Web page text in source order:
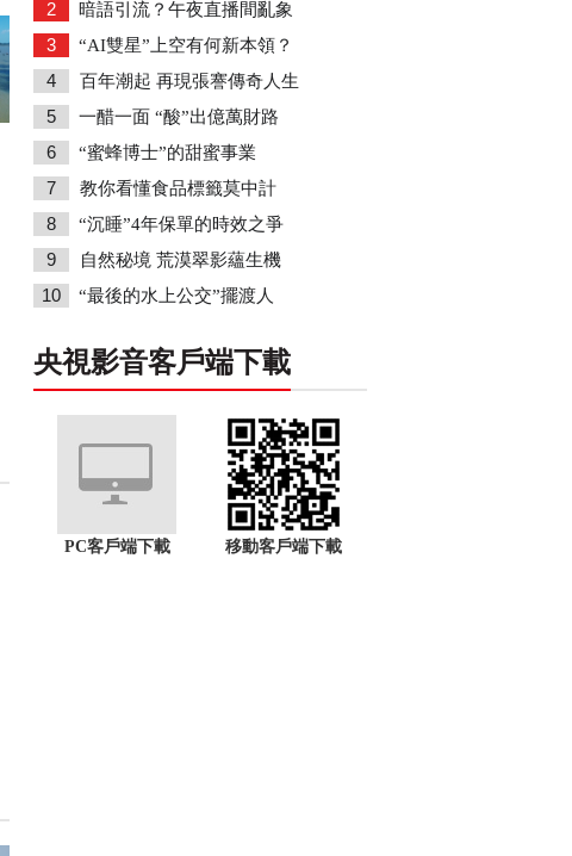
2 暗語引流？午夜直播間亂象
3 “AI雙星”上空有何新本領？
4 百年潮起 再現張謇傳奇人生
5 一醋一面 “酸”出億萬財路
6 “蜜蜂博士”的甜蜜事業
7 教你看懂食品標籤莫中計
8 “沉睡”4年保單的時效之爭
9 自然秘境 荒漠翠影蘊生機
10 “最後的水上公交”擺渡人
央視影音客戶端下載
PC客戶端下載 移動客戶端下載